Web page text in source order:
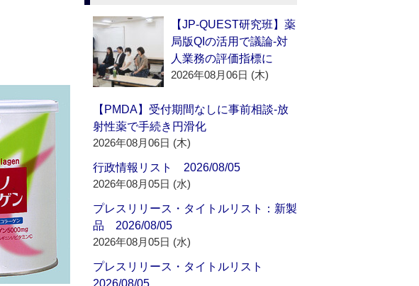
【JP-QUEST研究班】薬
局版QIの活用で議論‐対
人業務の評価指標に
2026年08月06日 (木)
【PMDA】受付期間なしに事前相談‐放
射性薬で手続き円滑化
2026年08月06日 (木)
行政情報リスト 2026/08/05
2026年08月05日 (水)
プレスリリース・タイトルリスト：新製
品 2026/08/05
2026年08月05日 (水)
プレスリリース・タイトルリスト
2026/08/05